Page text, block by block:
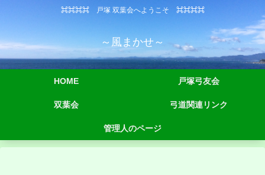
⌘⌘⌘⌘ 戸塚 双葉会へようこそ ⌘⌘⌘⌘
～風まかせ～
HOME 戸塚弓友会
双葉会 弓道関連リンク
管理人のページ